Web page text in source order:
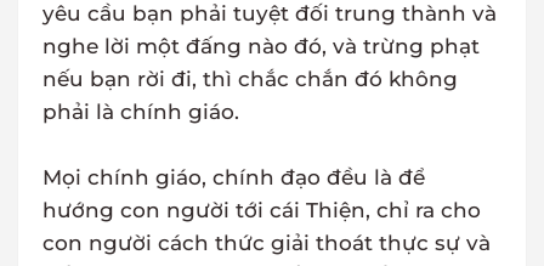
yêu cầu bạn phải tuyệt đối trung thành và
nghe lời một đấng nào đó, và trừng phạt
nếu bạn rời đi, thì chắc chắn đó không
phải là chính giáo.
Mọi chính giáo, chính đạo đều là để
hướng con người tới cái Thiện, chỉ ra cho
con người cách thức giải thoát thực sự và